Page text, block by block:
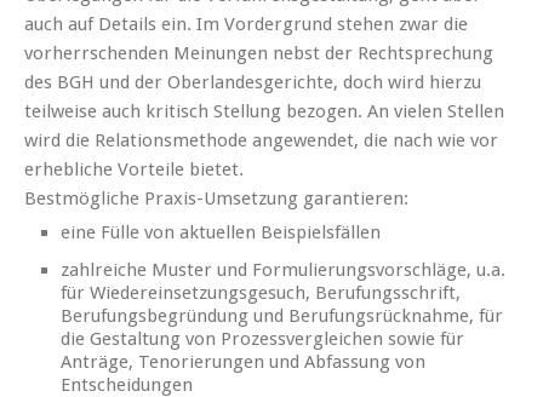
auch auf Details ein. Im Vordergrund stehen zwar die
vorherrschenden Meinungen nebst der Rechtsprechung
des BGH und der Oberlandesgerichte, doch wird hierzu
teilweise auch kritisch Stellung bezogen. An vielen Stellen
wird die Relationsmethode angewendet, die nach wie vor
erhebliche Vorteile bietet.
Bestmögliche Praxis-Umsetzung ­garantieren:
eine Fülle von aktuellen Beispielsfällen
zahlreiche Muster und Formulierungsvorschläge, u.a.
für Wiedereinsetzungsgesuch, Berufungsschrift,
Berufungsbegründung und Berufungsrücknahme, für
die Gestaltung von Prozessvergleichen sowie für
Anträge, Tenorierungen und Abfassung von
Entscheidungen